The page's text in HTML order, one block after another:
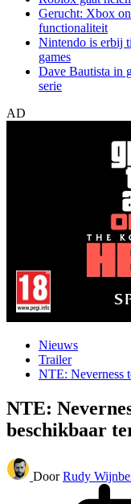
Gerucht: Xbox
functionaliteit
Nintendo is erbij
games
Dave Bautista in
serie
AD
Nieuws
Trailer
NTE: Neverness
NTE:
beschikbaar
Door Rudy